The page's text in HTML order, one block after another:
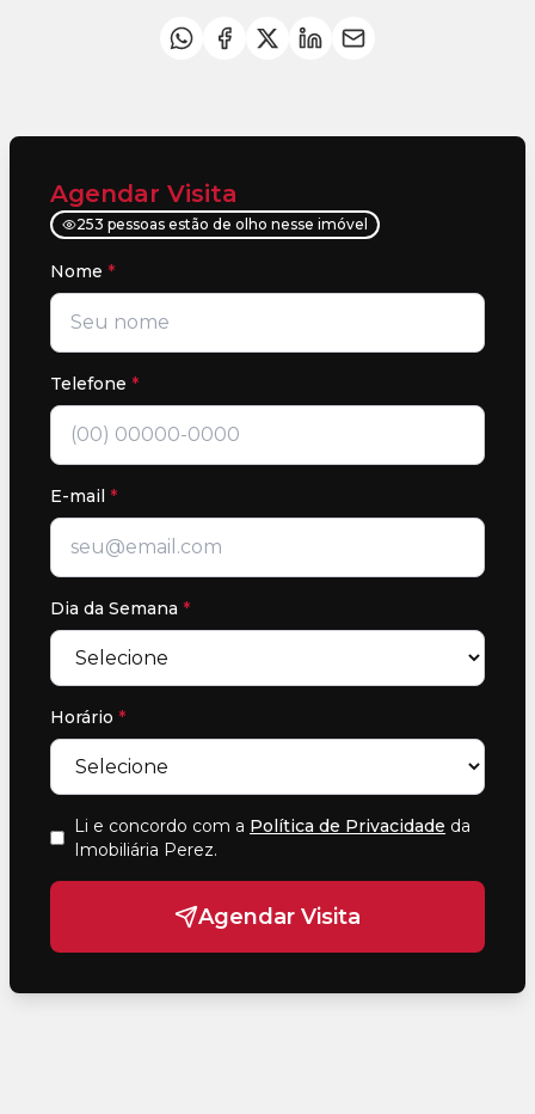
Agendar Visita
253 pessoas estão de olho nesse imóvel
Nome *
Telefone *
E-mail *
Dia da Semana *
Horário *
Li e concordo com a Política de Privacidade da
Imobiliária Perez.
Agendar Visita